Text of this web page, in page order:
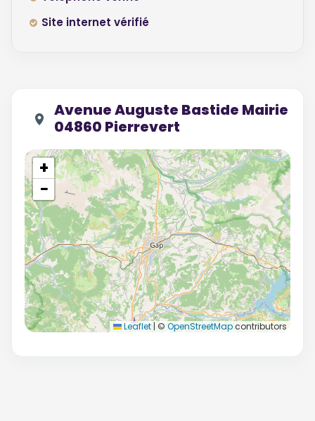
Site internet vérifié
Avenue Auguste Bastide Mairie
04860 Pierrevert
+
−
Leaflet | © OpenStreetMapcontributors